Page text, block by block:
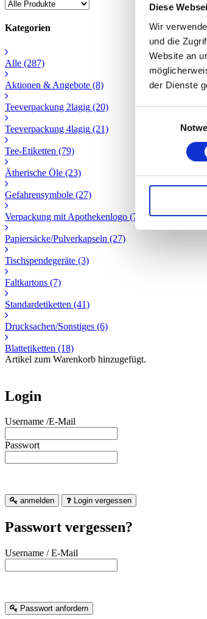
Diese
Wir
und die
Website an
der Dienste
Kategorien
Alle (287)
Aktionen & Angebote (8)
Teeverpackung 2lagig (20)
Teeverpackung 4lagig (21)
Tee-Etiketten (79)
Ätherische Öle (23)
Gefahrensymbole (27)
Verpackung mit Apothekenlogo (7)
Papiersäcke/Pulverkapseln (27)
Tischspendegeräte (3)
Faltkartons (7)
Standardetiketten (41)
Drucksachen/Sonstiges (6)
Blattetiketten (18)
Artikel zum Warenkorb hinzugefügt.
Login
Username /E-Mail
Passwort
anmelden Login vergessen
Passwort vergessen?
Username / E-Mail
Passwort anfordern